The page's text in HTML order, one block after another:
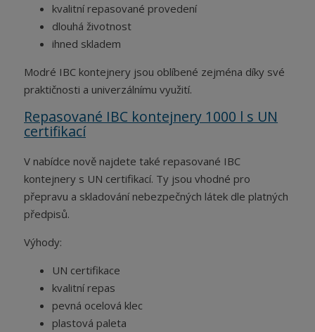
kvalitní repasované provedení
dlouhá životnost
ihned skladem
Modré IBC kontejnery jsou oblíbené zejména díky své
praktičnosti a univerzálnímu využití.
Repasované IBC kontejnery 1000 l s UN
certifikací
V nabídce nově najdete také repasované IBC
kontejnery s UN certifikací. Ty jsou vhodné pro
přepravu a skladování nebezpečných látek dle platných
předpisů.
Výhody:
UN certifikace
kvalitní repas
pevná ocelová klec
plastová paleta